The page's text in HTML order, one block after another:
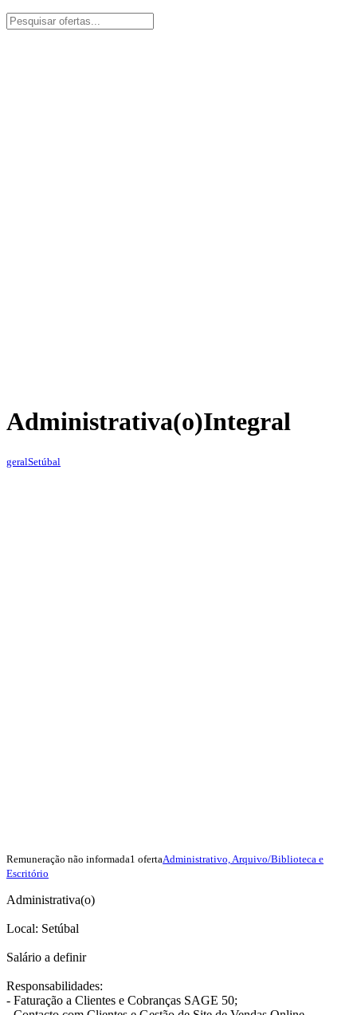
Administrativa(o)Integral
geralSetúbal
Remuneração não informada1 ofertaAdministrativo, Arquivo/Biblioteca e
Escritório
Administrativa(o)
Local: Setúbal
Salário a definir
Responsabilidades:
- Faturação a Clientes e Cobranças SAGE 50;